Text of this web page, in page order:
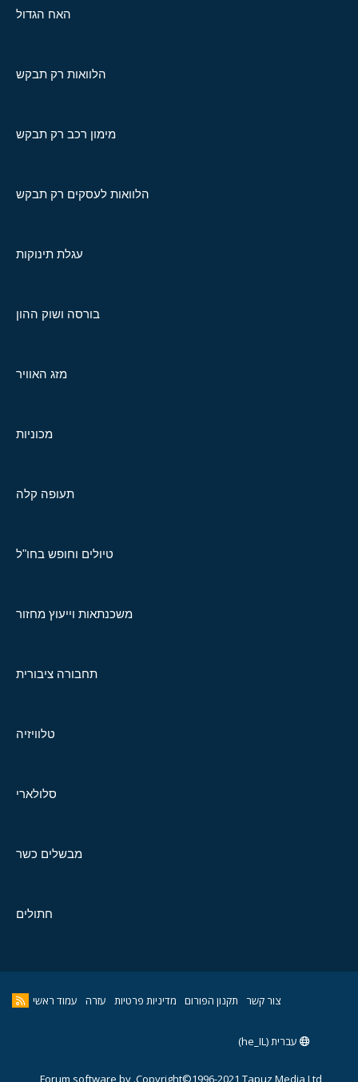
האח הגדול
הלוואות רק תבקש
מימון רכב רק תבקש
הלוואות לעסקים רק תבקש
עגלת תינוקות
בורסה ושוק ההון
מזג האוויר
מכוניות
תעופה קלה
טיולים וחופש בחו"ל
משכנתאות וייעוץ מחזור
תחבורה ציבורית
טלוויזיה
סלולארי
מבשלים כשר
חתולים
צור קשר תקנון הפורום מדיניות פרטיות עזרה עמוד ראשי
עברית (he_IL)
Copyright©1996-2021,Tapuz Media Ltd.
Forum software by